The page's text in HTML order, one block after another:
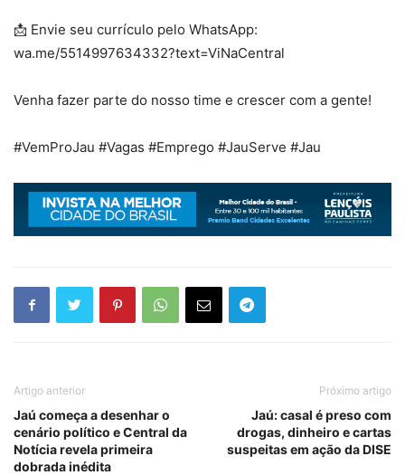
📩 Envie seu currículo pelo WhatsApp:
wa.me/5514997634332?text=ViNaCentral
Venha fazer parte do nosso time e crescer com a gente!
#VemProJau #Vagas #Emprego #JauServe #Jau
Artigo anterior
Jaú começa a desenhar o
cenário político e Central da
Notícia revela primeira
dobrada inédita
Próximo artigo
Jaú: casal é preso com
drogas, dinheiro e cartas
suspeitas em ação da DISE